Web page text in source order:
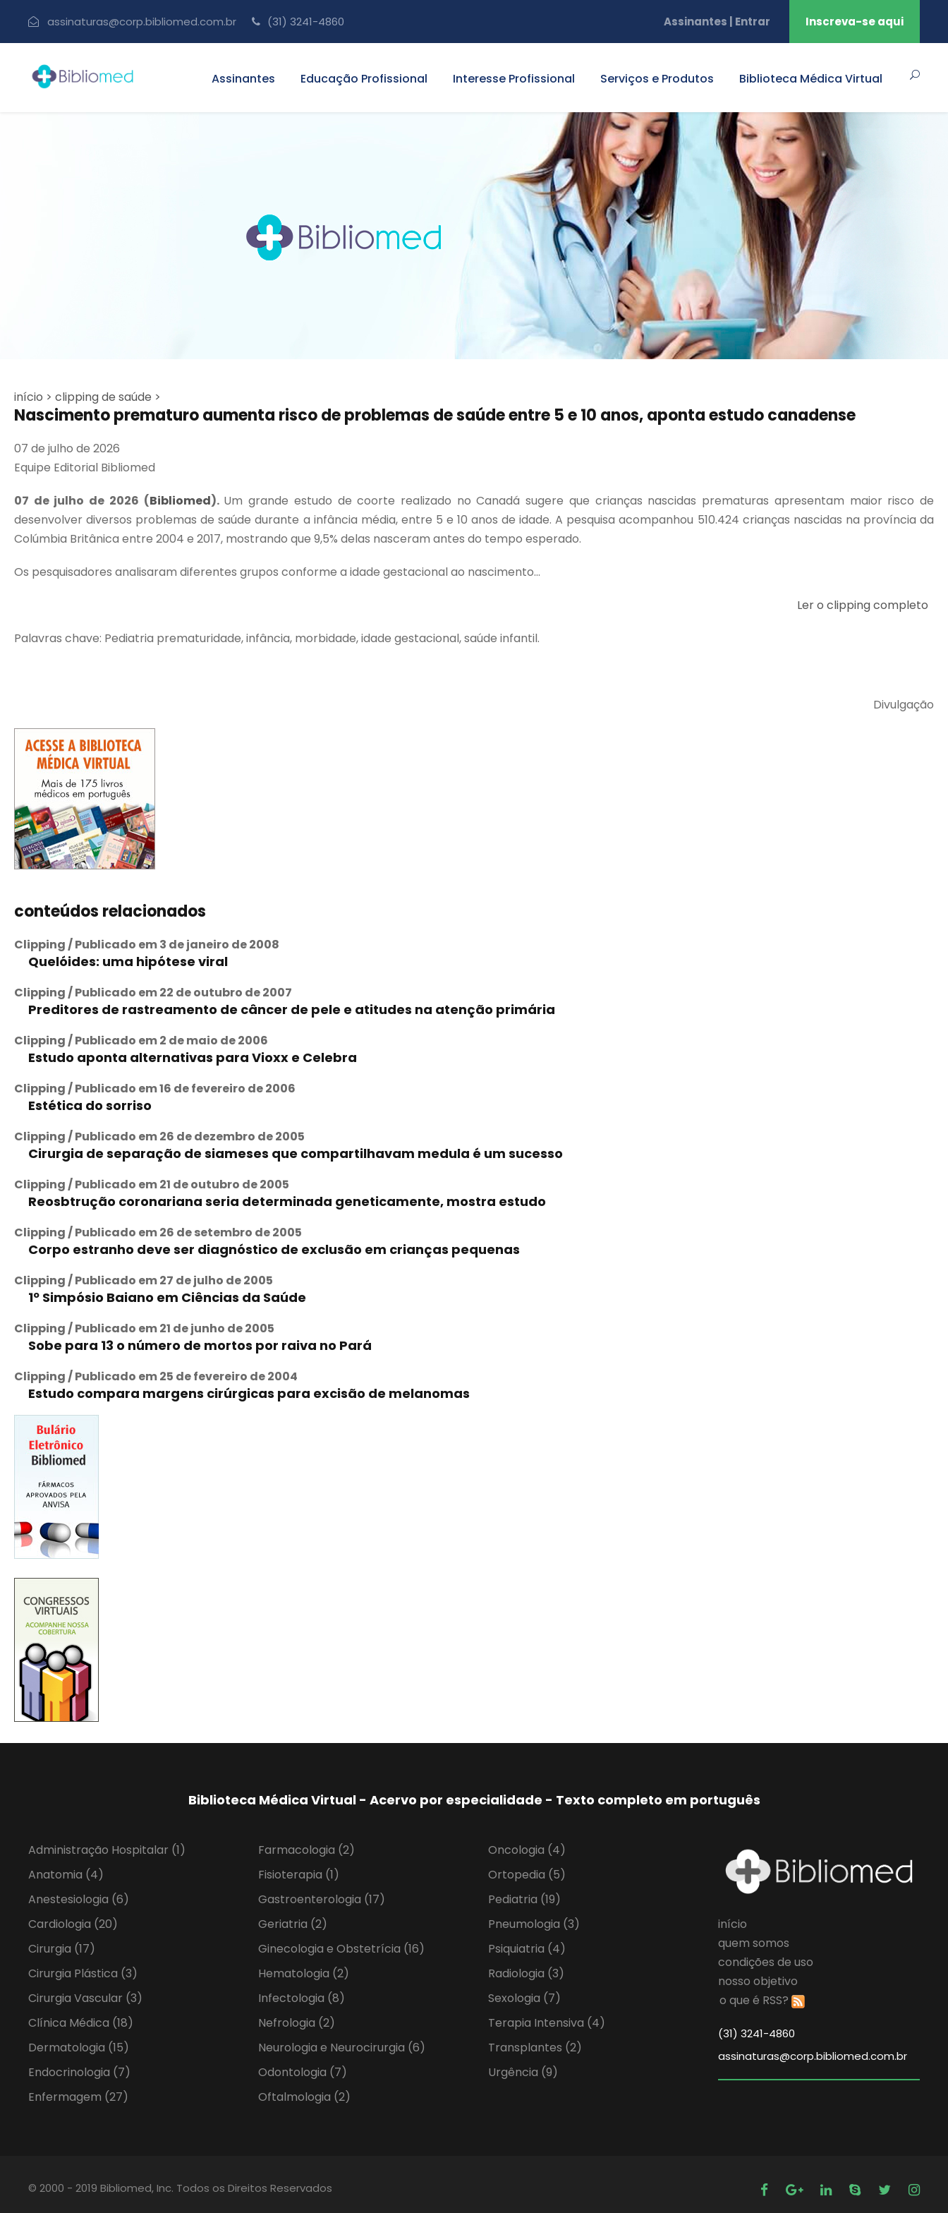
assinaturas@corp.bibliomed.com.br (31) 3241-4860 Assinantes | Entrar Inscreva-se aqui
Assinantes Educação Profissional Interesse Profissional Serviços e Produtos Biblioteca Médica Virtual
início > clipping de saúde >
Nascimento prematuro aumenta risco de problemas de saúde entre 5 e 10 anos, aponta estudo canadense
07 de julho de 2026
Equipe Editorial Bibliomed
07 de julho de 2026 (Bibliomed). Um grande estudo de coorte realizado no Canadá sugere que crianças nascidas prematuras apresentam maior risco de
desenvolver diversos problemas de saúde durante a infância média, entre 5 e 10 anos de idade. A pesquisa acompanhou 510.424 crianças nascidas na província da
Colúmbia Britânica entre 2004 e 2017, mostrando que 9,5% delas nasceram antes do tempo esperado.
Os pesquisadores analisaram diferentes grupos conforme a idade gestacional ao nascimento...
Ler o clipping completo
Palavras chave: Pediatria prematuridade, infância, morbidade, idade gestacional, saúde infantil.
Divulgação
conteúdos relacionados
Clipping / Publicado em 3 de janeiro de 2008
Quelóides: uma hipótese viral
Clipping / Publicado em 22 de outubro de 2007
Preditores de rastreamento de câncer de pele e atitudes na atenção primária
Clipping / Publicado em 2 de maio de 2006
Estudo aponta alternativas para Vioxx e Celebra
Clipping / Publicado em 16 de fevereiro de 2006
Estética do sorriso
Clipping / Publicado em 26 de dezembro de 2005
Cirurgia de separação de siameses que compartilhavam medula é um sucesso
Clipping / Publicado em 21 de outubro de 2005
Reosbtrução coronariana seria determinada geneticamente, mostra estudo
Clipping / Publicado em 26 de setembro de 2005
Corpo estranho deve ser diagnóstico de exclusão em crianças pequenas
Clipping / Publicado em 27 de julho de 2005
1º Simpósio Baiano em Ciências da Saúde
Clipping / Publicado em 21 de junho de 2005
Sobe para 13 o número de mortos por raiva no Pará
Clipping / Publicado em 25 de fevereiro de 2004
Estudo compara margens cirúrgicas para excisão de melanomas
Biblioteca Médica Virtual - Acervo por especialidade - Texto completo em português
Administração Hospitalar (1)
Anatomia (4)
Anestesiologia (6)
Cardiologia (20)
Cirurgia (17)
Cirurgia Plástica (3)
Cirurgia Vascular (3)
Clínica Médica (18)
Dermatologia (15)
Endocrinologia (7)
Enfermagem (27)
Farmacologia (2)
Fisioterapia (1)
Gastroenterologia (17)
Geriatria (2)
Ginecologia e Obstetrícia (16)
Hematologia (2)
Infectologia (8)
Nefrologia (2)
Neurologia e Neurocirurgia (6)
Odontologia (7)
Oftalmologia (2)
Oncologia (4)
Ortopedia (5)
Pediatria (19)
Pneumologia (3)
Psiquiatria (4)
Radiologia (3)
Sexologia (7)
Terapia Intensiva (4)
Transplantes (2)
Urgência (9)
início
quem somos
condições de uso
nosso objetivo
o que é RSS?
(31) 3241-4860
assinaturas@corp.bibliomed.com.br
© 2000 - 2019 Bibliomed, Inc. Todos os Direitos Reservados